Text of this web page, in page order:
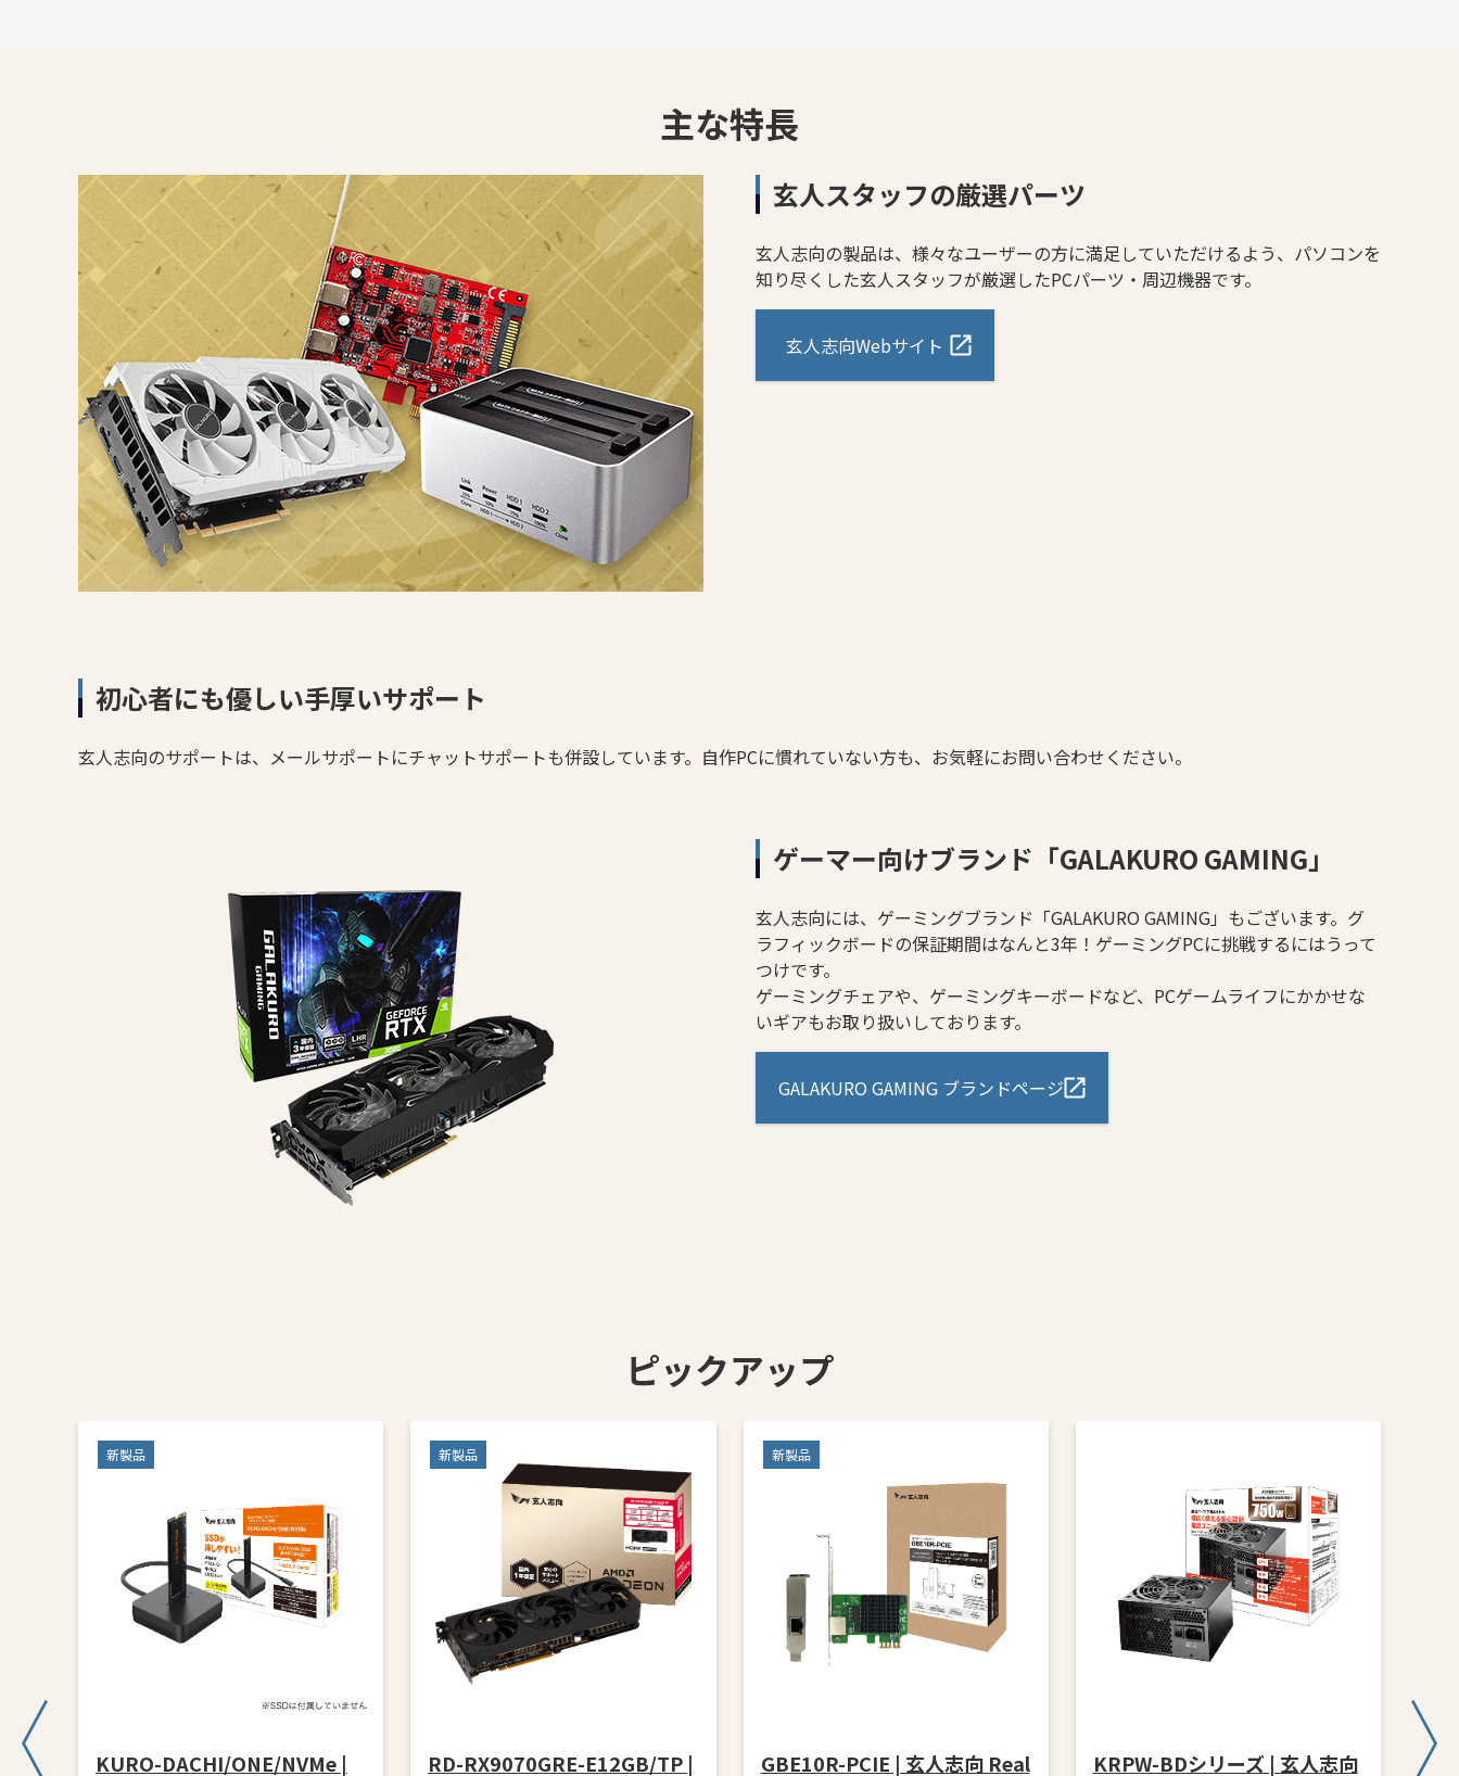
主な特長
玄人スタッフの厳選パーツ
玄人志向の製品は、様々なユーザーの方に満足していただけるよう、パソコンを
知り尽くした玄人スタッフが厳選したPCパーツ・周辺機器です。
玄人志向Webサイト
初心者にも優しい手厚いサポート
玄人志向のサポートは、メールサポートにチャットサポートも併設しています。自作PCに慣れていない方も、お気軽にお問い合わせください。
ゲーマー向けブランド「GALAKURO GAMING」
玄人志向には、ゲーミングブランド「GALAKURO GAMING」もございます。グ
ラフィックボードの保証期間はなんと3年！ゲーミングPCに挑戦するにはうって
つけです。
ゲーミングチェアや、ゲーミングキーボードなど、PCゲームライフにかかせな
いギアもお取り扱いしております。
GALAKURO GAMING ブランドページ
ピックアップ
人
新製品
KURO-DACHI/ONE/NVMe |
新製品
RD-RX9070GRE-E12GB/TP |
新製品
GBE10R-PCIE | 玄人志向 Real KRPW-BDシリーズ | 玄人志向